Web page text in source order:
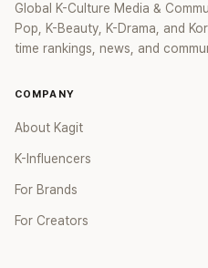
Global K-Culture Media &
Pop, K-Beauty, K-Drama, and
time rankings, news, and
COMPANY
About Kagit
K-Influencers
For Brands
For Creators